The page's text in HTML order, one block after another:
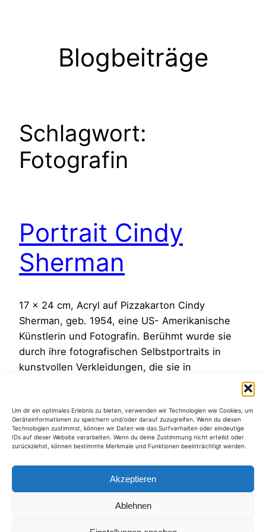
Um dir ein optimales Erlebnis zu bieten, verwenden wir Technologien wie Cookies, um
Geräteinformationen zu speichern und/oder darauf zuzugreifen. Wenn du diesen
Technologien zustimmst, können wir Daten wie das Surfverhalten oder eindeutige
IDs auf dieser Website verarbeiten. Wenn du deine Zustimmung nicht erteilst oder
zurückziehst, können bestimmte Merkmale und Funktionen beeinträchtigt werden.
Akzeptieren
Ablehnen
Blogbeiträge
Schlagwort:
Fotografin
Portrait Cindy
Sherman
17 x 24 cm, Acryl auf Pizzakarton Cindy
Sherman, geb. 1954, eine US- Amerikanische
Künstlerin und Fotografin. Berühmt wurde sie
durch ihre fotografischen Selbstportraits in
kunstvollen Verkleidungen, die sie in
politisches Statement verstanden habe ist es
klar, dass alles in meiner Arbeit…
8. Mai 2016